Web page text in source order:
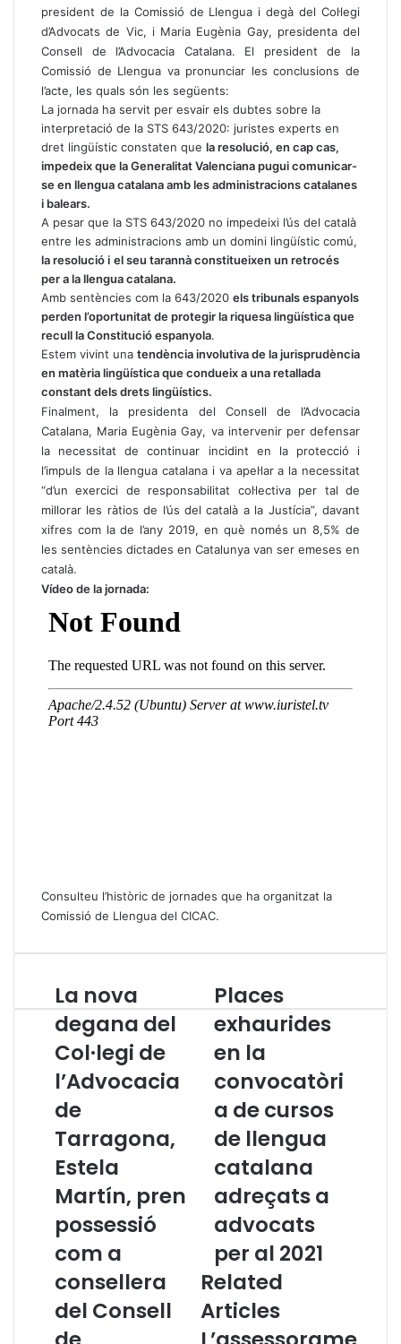
president de la Comissió de Llengua i degà del Col·legi
d’Advocats de Vic, i Maria Eugènia Gay, presidenta del
Consell de l’Advocacia Catalana. El president de la
Comissió de Llengua va pronunciar les conclusions de
l’acte, les quals són les següents:
La jornada ha servit per esvair els dubtes sobre la
interpretació de la STS 643/2020: juristes experts en
dret lingüístic constaten que la resolució, en cap cas,
impedeix que la Generalitat Valenciana pugui comunicar-
se en llengua catalana amb les administracions catalanes
i balears.
A pesar que la STS 643/2020 no impedeixi l’ús del català
entre les administracions amb un domini lingüístic comú,
la resolució i el seu tarannà constitueixen un retrocés
per a la llengua catalana.
Amb sentències com la 643/2020 els tribunals espanyols
perden l’oportunitat de protegir la riquesa lingüística que
recull la Constitució espanyola.
Estem vivint una tendència involutiva de la jurisprudència
en matèria lingüística que condueix a una retallada
constant dels drets lingüístics.
Finalment, la presidenta del Consell de l’Advocacia
Catalana, Maria Eugènia Gay, va intervenir per defensar
la necessitat de continuar incidint en la protecció i
l’impuls de la llengua catalana i va apel·lar a la necessitat
“d’un exercici de responsabilitat col·lectiva per tal de
millorar les ràtios de l’ús del català a la Justícia”, davant
xifres com la de l’any 2019, en què només un 8,5% de
les sentències dictades en Catalunya van ser emeses en
català.
Vídeo de la jornada:
Consulteu l’històric de jornades que ha organitzat la
Comissió de Llengua del CICAC.
L
a
n
o
d
e
a
n
a
e
l
o
l
La nova
degana del
Col·legi de
l’Advocacia
de
Tarragona,
Estela
Martín, pren
possessió
com a
consellera
del Consell
P
l
a
c
s
e
x
h
u
r
d
e
e
n
Places
exhaurides
en la
convocatòri
a de cursos
de llengua
catalana
adreçats a
advocats
per al 2021
Related
Articles